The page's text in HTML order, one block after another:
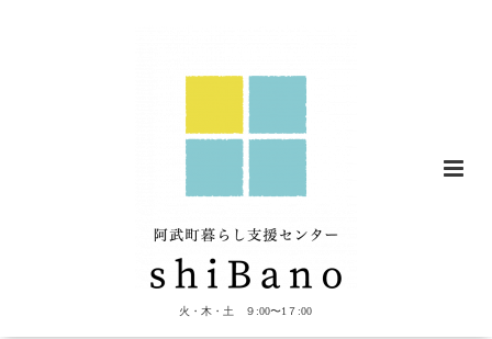
火・木・土 ９:00〜1７:00